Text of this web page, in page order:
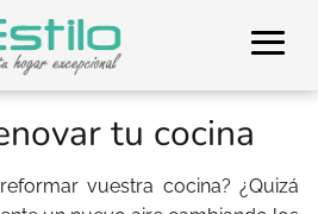
tu cocina
vuestra cocina? ¿Quizá